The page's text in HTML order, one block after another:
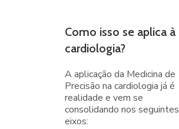
Como isso se aplica à
cardiologia?
A aplicação da Medicina de
Precisão na cardiologia já é
realidade e vem se
consolidando nos seguintes
eixos: